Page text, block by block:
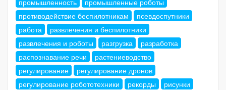
промышленность
промышленные роботы
противодействие беспилотникам
псевдоспутники
работа
развлечения и беспилотники
развлечения и роботы
разгрузка
разработка
распознавание речи
растениеводство
регулирование
регулирование дронов
регулирование робототехники
рекорды
рисунки